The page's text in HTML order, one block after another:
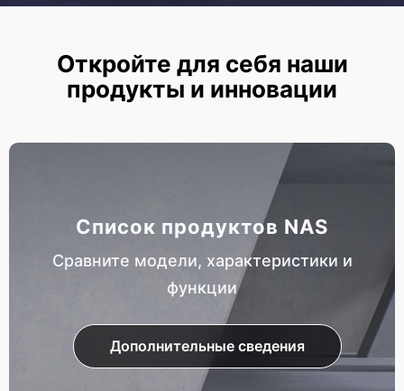
Откройте для себя наши
продукты и инновации
Список продуктов NAS
Сравните модели, характеристики и
функции
Дополнительные сведения